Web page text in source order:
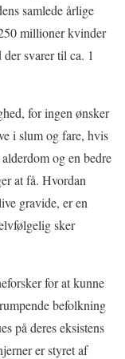
samlede årlige
millioner kvinder
svarer til ca. 1
for ingen ønsker
i slum og fare, hvis
og en bedre
at få. Hvordan
gravide, er en
sker
for at kunne
befolkning
på deres eksistens
er styret af